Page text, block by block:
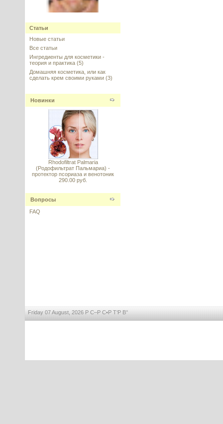
Syn-Ake (Син-эйк) АНАЛОГ
---------
GALOLIVE TEN (Галолив Тен),
ламеллярный эмульгатор
Статьи
Новые статьи
Все статьи
Ингредиенты для косметики -
теория и практика (5)
Домашняя косметика, или как
сделать крем своими руками (3)
Новинки
Rhodofiltrat Palmaria
(Родофильтрат Пальмариа) -
протектор псориаза и венотоник
290.00 руб.
Вопросы
FAQ
Friday 07 August, 2026 Р С–Р С•Р Т‘Р В°